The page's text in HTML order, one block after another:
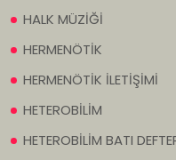
HALK MÜZİĞİ
HERMENÖTİK
HERMENÖTİK İLETİŞİMİ
HETEROBİLİM
HETEROBİLİM BATI